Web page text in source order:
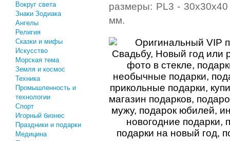
Вокруг света
Знаки Зодиака
Ангелы
Религия
Сказки и мифы
Искусство
Морская тема
Земля и космос
Техника
Промышленность и
технологии
Спорт
Игорный бизнес
Праздники и подарки
Медицина
размеры: PL3 -
мм.